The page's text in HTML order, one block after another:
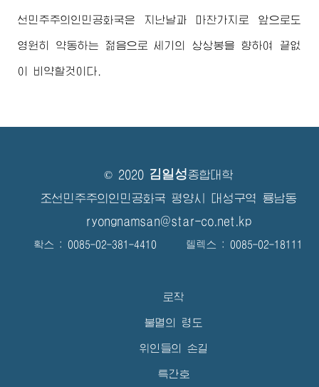
선민주주의인민공화국은 지난날과 마찬가지로 앞으로도
영원히 약동하는 젊음으로 세기의 상상봉을 향하여 끝없
이 비약할것이다.
© 2020 김일성종합대학
조선민주주의인민공화국 평양시 대성구역 룡남동
ryongnamsan@star-co.net.kp
확스 : 0085-02-381-4410 텔렉스 : 0085-02-18111
로작
불멸의 령도
위인들의 손길
특간호